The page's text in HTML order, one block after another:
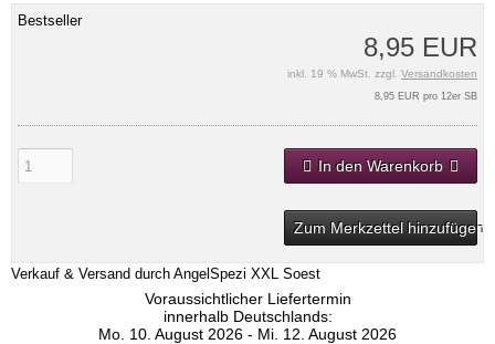
Bestseller
8,95 EUR
inkl. 19 % MwSt. zzgl. Versandkosten
8,95 EUR pro 12er SB
In den Warenkorb
Zum Merkzettel hinzufügen
Verkauf & Versand durch AngelSpezi XXL Soest
Voraussichtlicher Liefertermin
innerhalb Deutschlands:
Mo. 10. August 2026 - Mi. 12. August 2026